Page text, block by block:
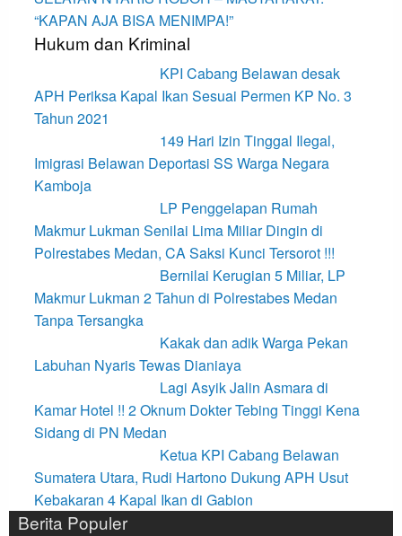
“KAPAN AJA BISA MENIMPA!”
Hukum dan Kriminal
KPI Cabang Belawan desak
APH Periksa Kapal Ikan Sesuai Permen KP No. 3
Tahun 2021
149 Hari Izin Tinggal Ilegal,
Imigrasi Belawan Deportasi SS Warga Negara
Kamboja
LP Penggelapan Rumah
Makmur Lukman Senilai Lima Miliar Dingin di
Polrestabes Medan, CA Saksi Kunci Tersorot !!!
Bernilai Kerugian 5 Miliar, LP
Makmur Lukman 2 Tahun di Polrestabes Medan
Tanpa Tersangka
Kakak dan adik Warga Pekan
Labuhan Nyaris Tewas Dianiaya
Lagi Asyik Jalin Asmara di
Kamar Hotel !! 2 Oknum Dokter Tebing Tinggi Kena
Sidang di PN Medan
Ketua KPI Cabang Belawan
Sumatera Utara, Rudi Hartono Dukung APH Usut
Kebakaran 4 Kapal Ikan di Gabion
Berita Populer